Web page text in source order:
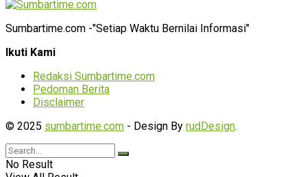
Sumbartime.com -"Setiap Waktu Bernilai Informasi"
Ikuti Kami
Redaksi Sumbartime.com
Pedoman Berita
Disclaimer
© 2025 sumbartime.com - Design By rudDesign.
No Result